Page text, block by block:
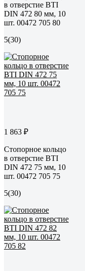
в отверстие BTI
DIN 472 80 мм, 10
шт. 00472 705 80
5(30)
1 863 ₽
Стопорное кольцо
в отверстие BTI
DIN 472 75 мм, 10
шт. 00472 705 75
5(30)